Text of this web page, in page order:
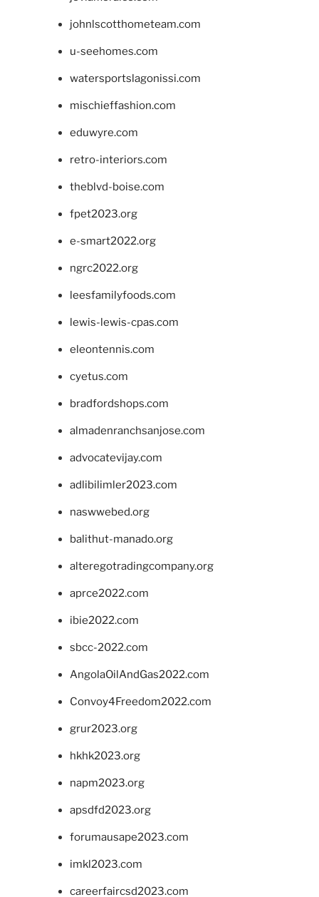
johnlscotthometeam.com
u-seehomes.com
watersportslagonissi.com
mischieffashion.com
eduwyre.com
retro-interiors.com
theblvd-boise.com
fpet2023.org
e-smart2022.org
ngrc2022.org
leesfamilyfoods.com
lewis-lewis-cpas.com
eleontennis.com
cyetus.com
bradfordshops.com
almadenranchsanjose.com
advocatevijay.com
adlibilimler2023.com
naswwebed.org
balithut-manado.org
alteregotradingcompany.org
aprce2022.com
ibie2022.com
sbcc-2022.com
AngolaOilAndGas2022.com
Convoy4Freedom2022.com
grur2023.org
hkhk2023.org
napm2023.org
apsdfd2023.org
forumausape2023.com
imkl2023.com
careerfaircsd2023.com